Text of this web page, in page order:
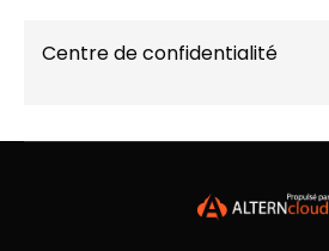
Centre de confidentialité